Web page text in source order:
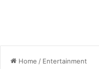
Home / Entertainment